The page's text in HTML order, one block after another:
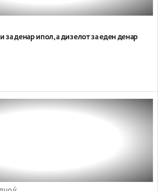
за денар ипол, а дизелот за еден денар